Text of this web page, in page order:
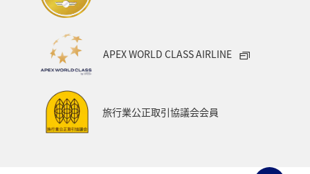
APEX WORLD CLASS AIRLINE
旅行業公正取引協議会会員